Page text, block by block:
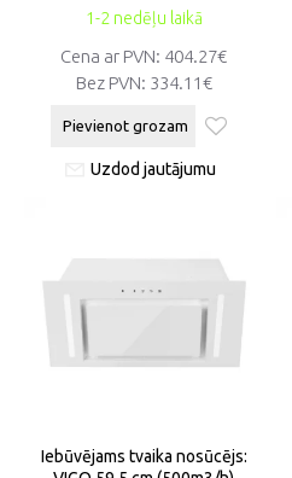
1-2 nedēļu laikā
Cena ar PVN: 404.27€
Bez PVN: 334.11€
Pievienot grozam
Uzdod jautājumu
Iebūvējams tvaika nosūcējs: